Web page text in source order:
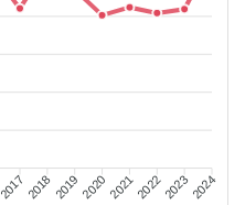
2017 2018 201920202021202220232024